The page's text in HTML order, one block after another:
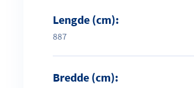
Lengde (cm):
887
Bredde (cm):